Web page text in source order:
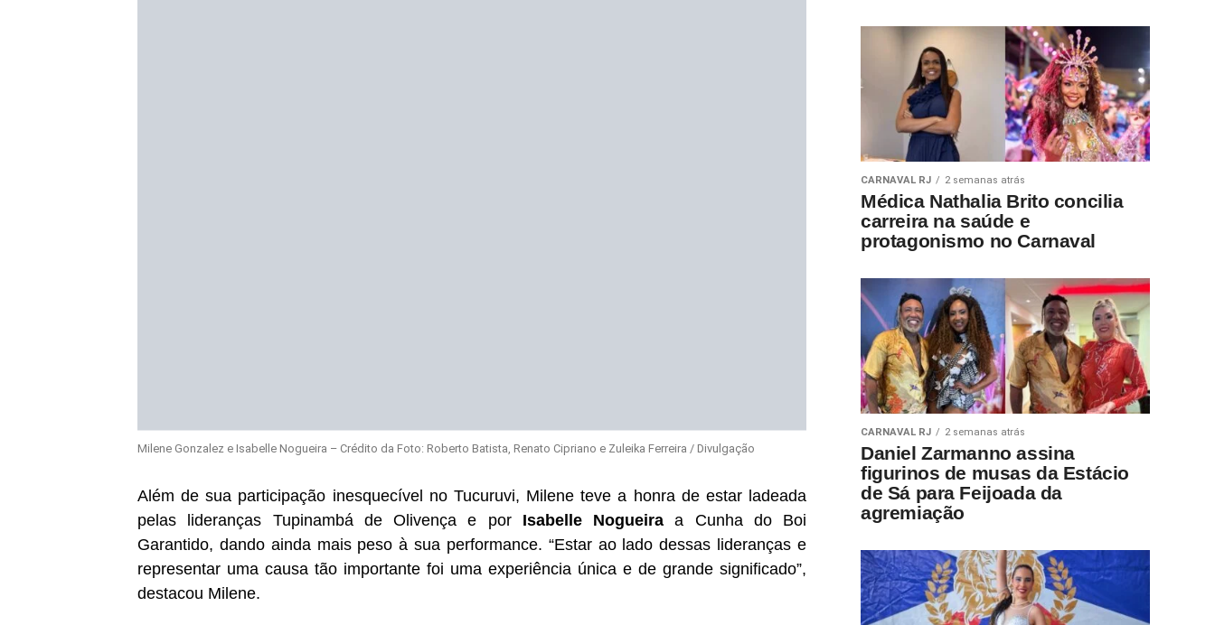
Milene Gonzalez e Isabelle Nogueira – Crédito da Foto: Roberto Batista, Renato Cipriano e Zuleika Ferreira / Divulgação
Além de sua participação inesquecível no Tucuruvi, Milene teve a honra de estar ladeada
pelas lideranças Tupinambá de Olivença e por Isabelle Nogueira a Cunha do Boi
Garantido, dando ainda mais peso à sua performance. “Estar ao lado dessas lideranças e
representar uma causa tão importante foi uma experiência única e de grande significado”,
destacou Milene.
CARNAVAL RJ 2 semanas atrás
Médica Nathalia Brito concilia
carreira na saúde e
protagonismo no Carnaval
CARNAVAL RJ 2 semanas atrás
Daniel Zarmanno assina
figurinos de musas da Estácio
de Sá para Feijoada da
agremiação